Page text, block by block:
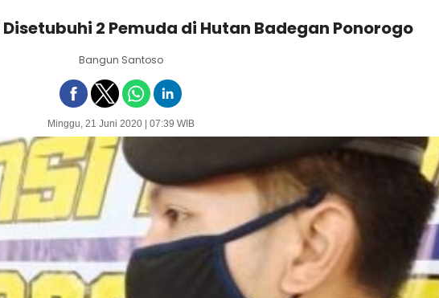
Disetubuhi 2 Pemuda di Hutan Badegan Ponorogo
Bangun Santoso
Minggu, 21 Juni 2020 | 07:39 WIB